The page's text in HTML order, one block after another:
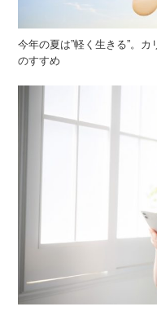
今年の夏は”軽く生きる”。
のすすめ